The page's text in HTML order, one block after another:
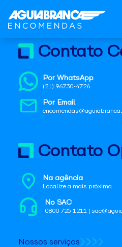
Contato
Por WhatsApp
(21) 96730-4726
Por Email
Contato
Na agência
Localize a mais próxima
No SAC
0800 725 1211 |
Nossos serviços